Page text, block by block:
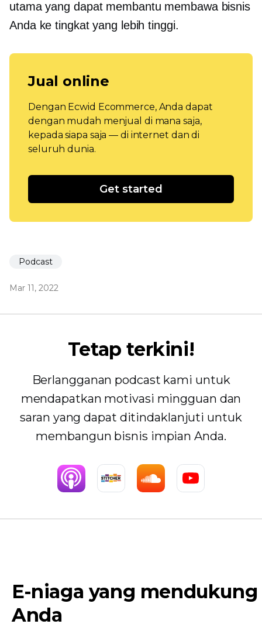
utama yang dapat membantu membawa bisnis
Anda ke tingkat yang lebih tinggi.
Jual online
Dengan Ecwid Ecommerce, Anda dapat
dengan mudah menjual di mana saja,
kepada siapa saja — di internet dan di
seluruh dunia.
Get started
Podcast
Mar 11, 2022
Tetap terkini!
Berlangganan podcast kami untuk
mendapatkan motivasi mingguan dan
saran yang dapat ditindaklanjuti untuk
membangun bisnis impian Anda.
E-niaga yang mendukung
Anda